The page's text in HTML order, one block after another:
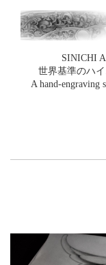
SINICHI
世界基準のハ
A hand‑engraving